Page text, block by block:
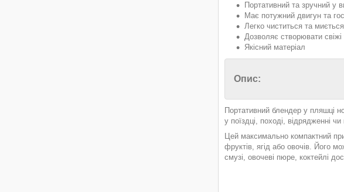
Портативний та зручний у
Має потужний двигун та
Легко чиститься та
Дозволяє створювати свіжі
Якісний матеріал
Опис:
Портативний блендер у пляшці
у поїздці, поході, відрядженні
Цей максимально компактний
фруктів, ягід або овочів. Його
смузі, овочеві пюре, коктейлі